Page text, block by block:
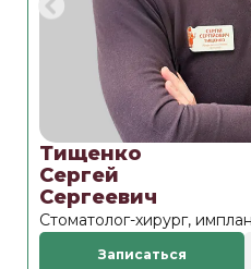
Тищенко
Сергей
Сергеевич
Стоматолог-хирург,
Записаться